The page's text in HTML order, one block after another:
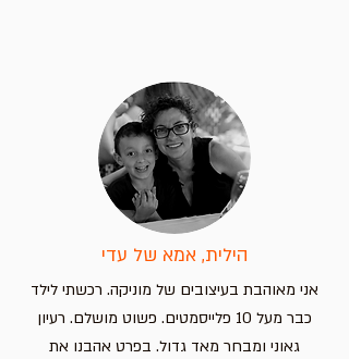
הילית, אמא של עדי
אני מאוהבת בעיצובים של מוניקה. רכשתי לילד
כבר מעל 10 פלייסמטים. פשוט מושלם. רעיון
גאוני ומבחר מאד גדול. בפרט אהבנו את